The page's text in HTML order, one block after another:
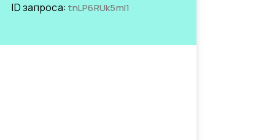
ID запроса:tnLP6RUk5mI1